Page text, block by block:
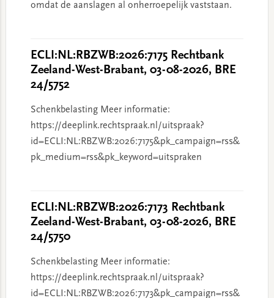
omdat de aanslagen al onherroepelijk vaststaan.
ECLI:NL:RBZWB:2026:7175 Rechtbank
Zeeland-West-Brabant, 03-08-2026, BRE
24/5752
Schenkbelasting Meer informatie:
https://deeplink.rechtspraak.nl/uitspraak?
id=ECLI:NL:RBZWB:2026:7175&pk_campaign=rss&
pk_medium=rss&pk_keyword=uitspraken
ECLI:NL:RBZWB:2026:7173 Rechtbank
Zeeland-West-Brabant, 03-08-2026, BRE
24/5750
Schenkbelasting Meer informatie:
https://deeplink.rechtspraak.nl/uitspraak?
id=ECLI:NL:RBZWB:2026:7173&pk_campaign=rss&